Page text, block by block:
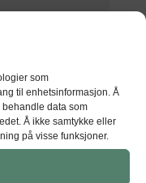
som
til enhetsinformasjon. Å
data som
Å ikke samtykke eller
på visse funksjoner.